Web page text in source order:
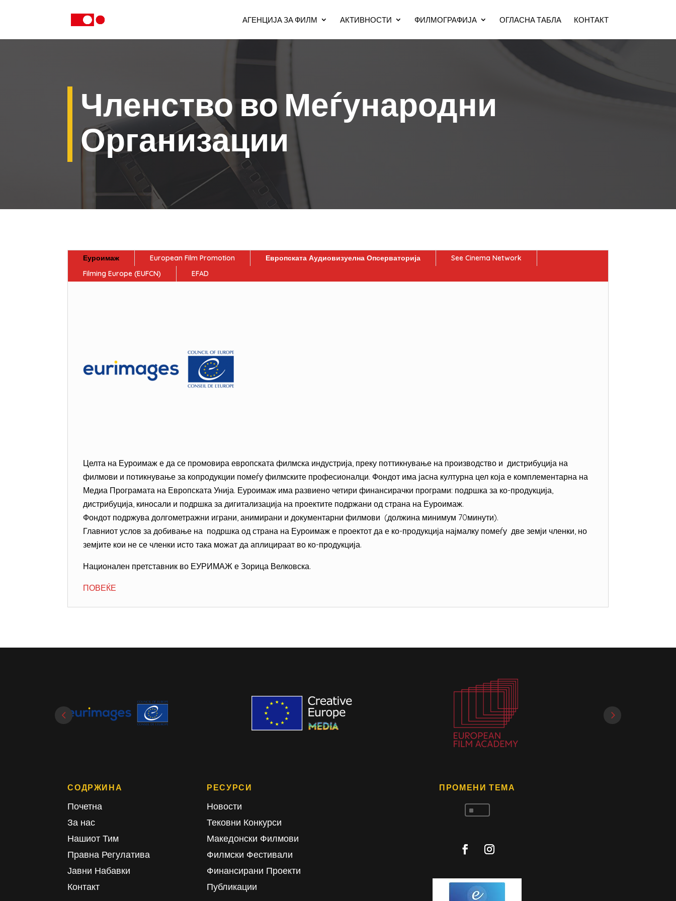
АГЕНЦИЈА ЗА ФИЛМ АКТИВНОСТИ ФИЛМОГРАФИЈА ОГЛАСНА ТАБЛА КОНТАКТ
Членство во Меѓународни
Организации
Еуроимаж European Film Promotion Европската Аудиовизуелна Опсерваторија
See Cinema Network
Filming Europe (EUFCN)
EFAD
Целта на Еуроимаж е да се промовира европската филмска индустрија, преку поттикнување на производство и дистрибуција на
филмови и потикнување за копродукции помеѓу филмските професионалци. Фондот има јасна културна цел која е комплементарна на
Медиа Програмата на Европската Унија. Еуроимаж има развиено четири финансирачки програми: подршка за ко-продукција,
дистрибуција, киносали и подршка за дигитализација на проектите подржани од страна на Еуроимаж.
Фондот подржува долгометражни играни, анимирани и документарни филмови (должина минимум 70минути).
Главниот услов за добивање на подршка од страна на Еуроимаж е проектот да е ко-продукција најмалку помеѓу две земји членки, но
земјите кои не се членки исто така можат да аплицираат во ко-продукција.
Национален претставник во ЕУРИМАЖ е Зорица Велковска.
ПОВЕЌЕ
СОДРЖИНА
Почетна
За нас
Нашиот Тим
Правна Регулатива
Јавни Набавки
Контакт
РЕСУРСИ
Новости
Тековни Конкурси
Македонски Филмови
Филмски Фестивали
Финансирани Проекти
Публикации
ПРОМЕНИ ТЕМА
^